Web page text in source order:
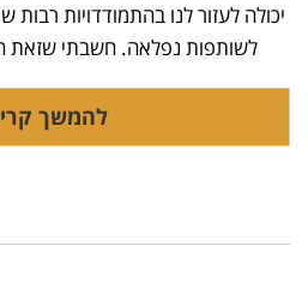
יכולה לעזור לנו בהתמודדויות רבות
לשותפות נפלאה. חשבתי שזאת
להמשך